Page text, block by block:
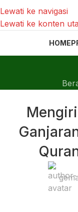
Lewati ke navigasi
Lewati ke konten
HOME